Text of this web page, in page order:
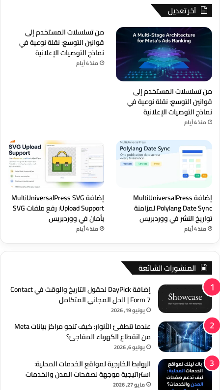
آخر تعديل
من تسلسلات المستخدم إلى
قوانين التوسع: نقلة نوعية في
نماذج التوصيات الإعلانية
منذ 4 أيام
من تسلسلات المستخدم إلى
قوانين التوسع: نقلة نوعية في
نماذج التوصيات الإعلانية
منذ 4 أيام
إضافة MultiUniversalPress
Polylang Date Sync لمزامنة
تواريخ النشر في ووردبريس
منذ 4 أيام
إضافة MultiUniversalPress SVG
Upload Support: رفع ملفات SVG
بأمان في ووردبريس
منذ 4 أيام
المنشورات الشائعة
إضافة DayPick لحقول التاريخ والوقت في Contact
Form 7 | الحل المجاني المتكامل
يونيو 19, 2026
عندما تنطفئ الأنوار: كيف تنجو مراكز بيانات Meta
من انقطاع الكهرباء المفاجئ؟
يوليو 6, 2026
الروابط الخارجية لمواقع الخدمات المحلية:
استراتيجية موجهة لصفحات المدن والخدمات
مايو 27, 2026